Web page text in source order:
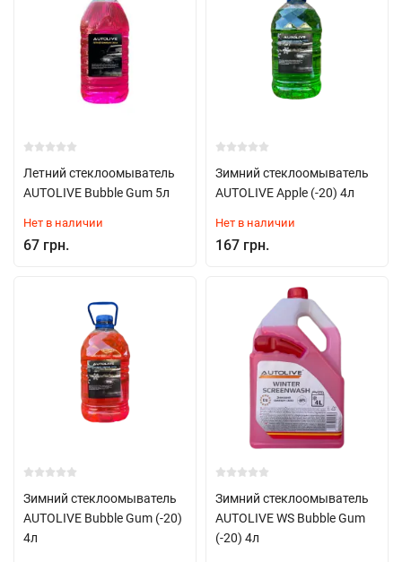
Летний стеклоомыватель
AUTOLIVE Bubble Gum 5л
Нет в наличии
67 грн.
Зимний стеклоомыватель
AUTOLIVE Apple (-20) 4л
Нет в наличии
167 грн.
Зимний стеклоомыватель
AUTOLIVE Bubble Gum (-20)
4л
Зимний стеклоомыватель
AUTOLIVE WS Bubble Gum
(-20) 4л